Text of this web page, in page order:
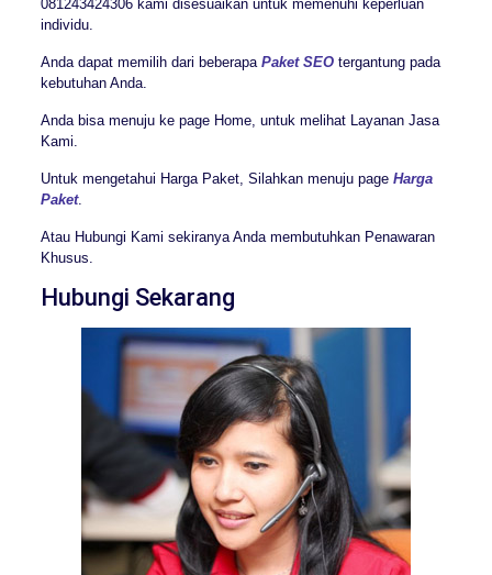
081243424306 kami disesuaikan untuk memenuhi keperluan
individu.
Anda dapat memilih dari beberapa Paket SEOtergantung pada
kebutuhan Anda.
Anda bisa menuju ke page Home, untuk melihat Layanan Jasa
Kami.
Untuk mengetahui Harga Paket, Silahkan menuju page Harga
Paket.
Atau Hubungi Kami sekiranya Anda membutuhkan Penawaran
Khusus.
Hubungi Sekarang